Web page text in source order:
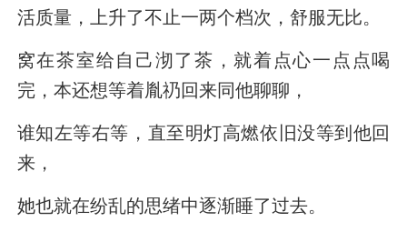
活质量，上升了不止一两个档次，舒服无比。
窝在茶室给自己沏了茶，就着点心一点点喝
完，本还想等着胤礽回来同他聊聊，
谁知左等右等，直至明灯高燃依旧没等到他回
来，
她也就在纷乱的思绪中逐渐睡了过去。